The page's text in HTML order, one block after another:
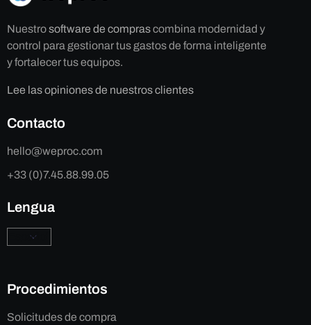
Nuestrosoftware de comprascombina modernidad y
control para gestionar tus gastos de forma inteligente
y fortalecer tus equipos.
Lee las opiniones de nuestros clientes
Contacto
hello@weproc.com
+33 (0)7.45.88.99.05
Lengua
Procedimientos
Solicitudes de compra